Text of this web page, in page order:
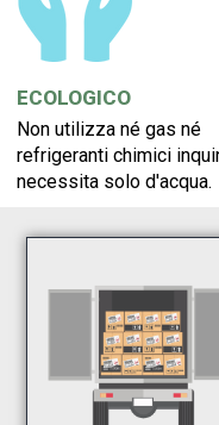
ECOLOGICO
Non utilizza né gas né
refrigeranti chimici
necessita solo d'acqua.